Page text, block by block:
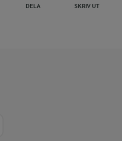
DELA SKRIV UT